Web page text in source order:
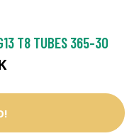
T8 TUBES 365-30